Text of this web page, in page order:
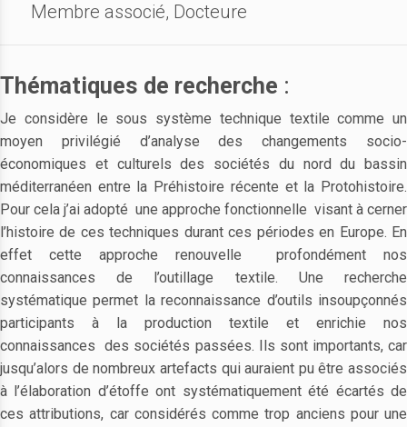
Membre associé, Docteure
Thématiques de recherche :
Je considère le sous système technique textile comme un
moyen privilégié d’analyse des changements socio-
économiques et culturels des sociétés du nord du bassin
méditerranéen entre la Préhistoire récente et la Protohistoire.
Pour cela j’ai adopté une approche fonctionnelle visant à cerner
l’histoire de ces techniques durant ces périodes en Europe. En
effet cette approche renouvelle profondément nos
connaissances de l’outillage textile. Une recherche
systématique permet la reconnaissance d’outils insoupçonnés
participants à la production textile et enrichie nos
connaissances des sociétés passées. Ils sont importants, car
jusqu’alors de nombreux artefacts qui auraient pu être associés
à l’élaboration d’étoffe ont systématiquement été écartés de
ces attributions, car considérés comme trop anciens pour une